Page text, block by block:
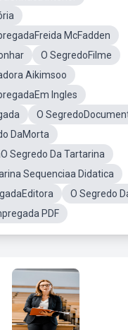
McFadden
O SegredoFilme
Aikimsoo
Ingles
O
DaMorta
Segredo Da Tartarina
Sequenciaa Didatica
O Segredo
PDF